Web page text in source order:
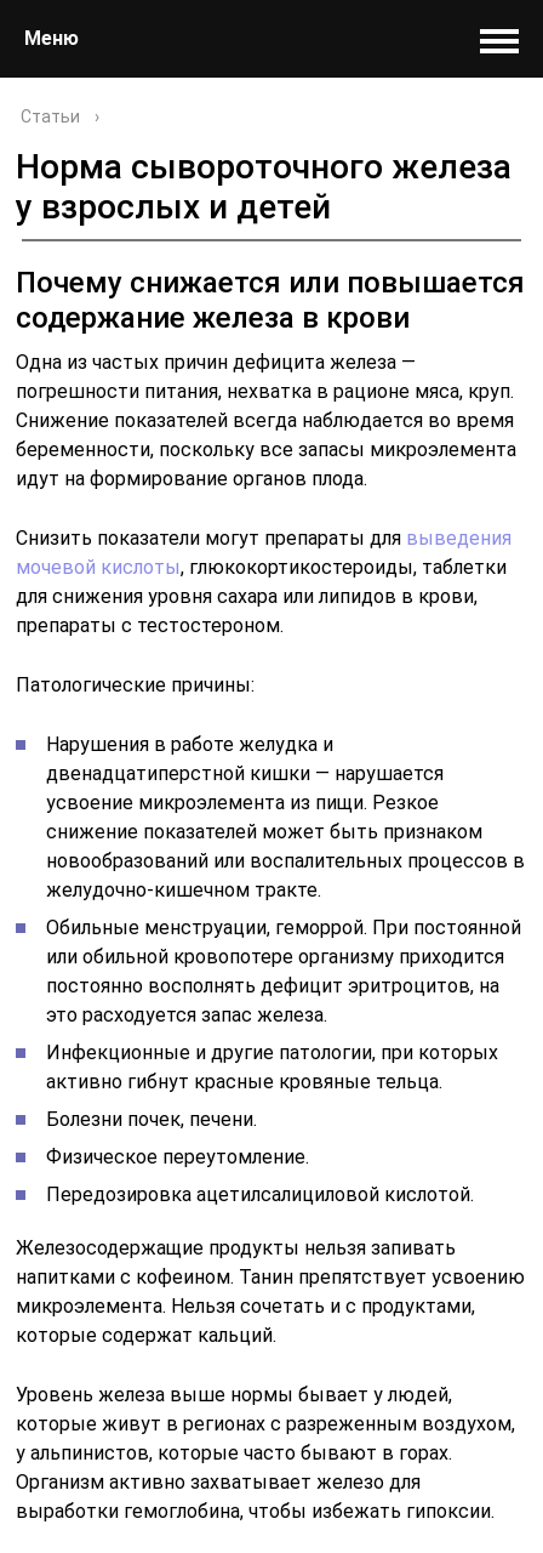
Меню
Статьи ›
Норма сывороточного железа
у взрослых и детей
Почему снижается или повышается
содержание железа в крови
Одна из частых причин дефицита железа —
погрешности питания, нехватка в рационе мяса, круп.
Снижение показателей всегда наблюдается во время
беременности, поскольку все запасы микроэлемента
идут на формирование органов плода.
Снизить показатели могут препараты для выведения
мочевой кислоты, глюкокортикостероиды, таблетки
для снижения уровня сахара или липидов в крови,
препараты с тестостероном.
Патологические причины:
Нарушения в работе желудка и
двенадцатиперстной кишки — нарушается
усвоение микроэлемента из пищи. Резкое
снижение показателей может быть признаком
новообразований или воспалительных процессов в
желудочно-кишечном тракте.
Обильные менструации, геморрой. При постоянной
или обильной кровопотере организму приходится
постоянно восполнять дефицит эритроцитов, на
это расходуется запас железа.
Инфекционные и другие патологии, при которых
активно гибнут красные кровяные тельца.
Болезни почек, печени.
Физическое переутомление.
Передозировка ацетилсалициловой кислотой.
Железосодержащие продукты нельзя запивать
напитками с кофеином. Танин препятствует усвоению
микроэлемента. Нельзя сочетать и с продуктами,
которые содержат кальций.
Уровень железа выше нормы бывает у людей,
которые живут в регионах с разреженным воздухом,
у альпинистов, которые часто бывают в горах.
Организм активно захватывает железо для
выработки гемоглобина, чтобы избежать гипоксии.